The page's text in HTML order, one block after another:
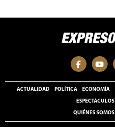
ACTUALIDAD POLÍTICA ECONOMÍA
ESPECTÁCULOS
QUIÉNES SOMOS